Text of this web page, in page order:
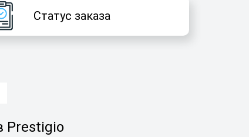
Статус заказа
Prestigio